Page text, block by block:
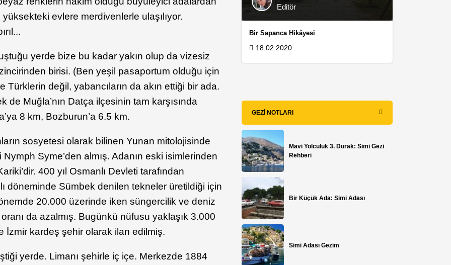
evlere merdivenlerle ulaşılıyor.
yerde bize bu kadar yakın olup da vizesiz
birisi. (Ben yeşil pasaportum olduğu için
Türklerin değil, yabancıların da akın ettiği bir ada.
de Muğla’nın Datça ilçesinin tam karşısında
8 km, Bozburun’a 6.5 km.
sosyetesi olarak bilinen Yunan mitolojisinde
Nymph Syme’den almış. Adanın eski isimlerinden
400 yıl Osmanlı Devleti tarafından
döneminde Sümbek denilen tekneler üretildiği için
20.000 üzerinde iken süngercilik ve deniz
da azalmış. Bugünkü nüfusu yaklaşık 3.000
İzmir kardeş şehir olarak ilan edilmiş.
yerde. Limanı şehirle iç içe. Merkezde 1884
Editör
Bir Sapanca Hikâyesi
18.02.2020
GEZI NOTLARI
Mavi Yolculuk 3. Durak: Simi Gezi
Rehberi
Bir Küçük Ada: Simi Adası
Simi Adası Gezim